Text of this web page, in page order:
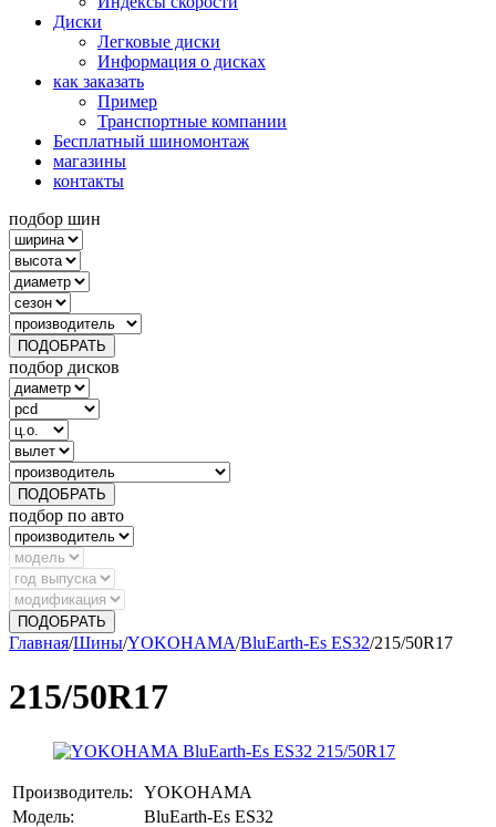
Диски
Легковые диски
Информация о дисках
как заказать
Пример
Транспортные компании
Бесплатный шиномонтаж
магазины
контакты
подбор шин
ПОДОБРАТЬ
подбор дисков
ПОДОБРАТЬ
подбор по авто
ПОДОБРАТЬ
Главная/Шины/YOKOHAMA/BluEarth-Es ES32/215/50R17
215/50R17
Производитель:
YOKOHAMA
Модель:
BluEarth-Es ES32